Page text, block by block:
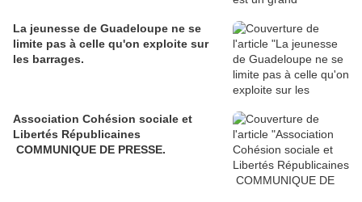
La jeunesse de Guadeloupe ne se
limite pas à celle qu'on exploite sur
les barrages.
Association Cohésion sociale et
Libertés Républicaines
COMMUNIQUE DE PRESSE.